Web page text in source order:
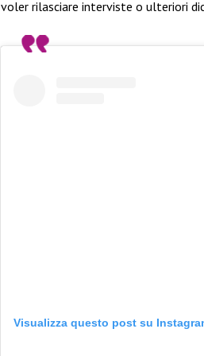
voler rilasciare interviste o ulteriori
Visualizza questo post su